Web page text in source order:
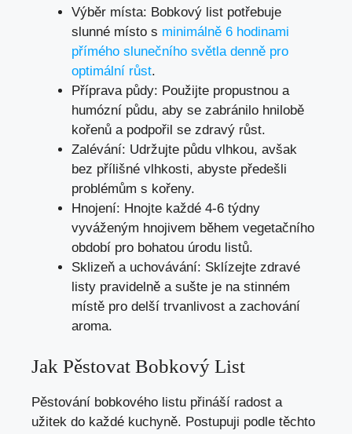
Výběr místa: Bobkový list potřebuje
slunné místo s minimálně 6 hodinami
přímého slunečního světla denně pro
optimální růst.
Příprava půdy: Použijte propustnou a
humózní půdu, aby se zabránilo hnilobě
kořenů a podpořil se zdravý růst.
Zalévání: Udržujte půdu vlhkou, avšak
bez přílišné vlhkosti, abyste předešli
problémům s kořeny.
Hnojení: Hnojte každé 4-6 týdny
vyváženým hnojivem během vegetačního
období pro bohatou úrodu listů.
Sklizeň a uchovávání: Sklízejte zdravé
listy pravidelně a sušte je na stinném
místě pro delší trvanlivost a zachování
aroma.
Jak Pěstovat Bobkový List
Pěstování bobkového listu přináší radost a
užitek do každé kuchyně. Postupuji podle těchto